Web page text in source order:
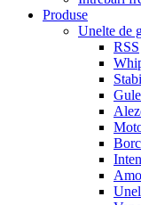
Produse
Unelte de
RSS